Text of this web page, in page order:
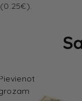
(0.25€).